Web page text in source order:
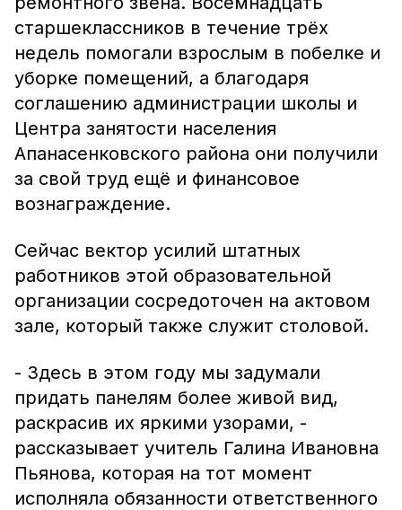
старшеклассников в течение трёх
недель помогали взрослым в побелке и
уборке помещений, а благодаря
соглашению администрации школы и
Центра занятости населения
Апанасенковского района они получили
за свой труд ещё и финансовое
вознаграждение.
Сейчас вектор усилий штатных
работников этой образовательной
организации сосредоточен на актовом
зале, который также служит столовой.
- Здесь в этом году мы задумали
придать панелям более живой вид,
раскрасив их яркими узорами, -
рассказывает учитель Галина Ивановна
Пьянова, которая на тот момент
исполняла обязанности ответственного